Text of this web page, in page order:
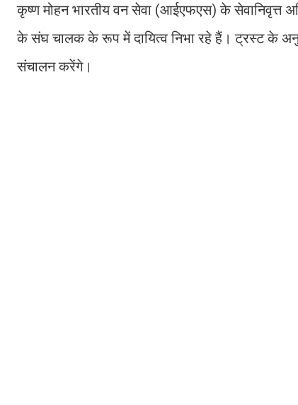
कृष्ण मोहन भारतीय वन सेवा (आईएफएस) के सेवानिवृत्त
के संघ चालक के रूप में दायित्व निभा रहे हैं। ट्रस्ट के
संचालन करेंगे।